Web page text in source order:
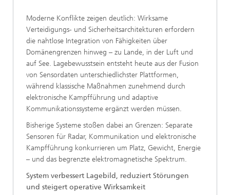
Moderne Konflikte zeigen deutlich: Wirksame
Verteidigungs- und Sicherheitsarchitekturen erfordern
die nahtlose Integration von Fähigkeiten über
Domänengrenzen hinweg – zu Lande, in der Luft und
auf See. Lagebewusstsein entsteht heute aus der Fusion
von Sensordaten unterschiedlichster Plattformen,
während klassische Maßnahmen zunehmend durch
elektronische Kampfführung und adaptive
Kommunikationssysteme ergänzt werden müssen.
Bisherige Systeme stoßen dabei an Grenzen: Separate
Sensoren für Radar, Kommunikation und elektronische
Kampfführung konkurrieren um Platz, Gewicht, Energie
– und das begrenzte elektromagnetische Spektrum.
System verbessert Lagebild, reduziert Störungen
und steigert operative Wirksamkeit